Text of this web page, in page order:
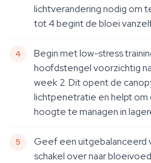
lichtverandering nodig om
tot 4 begint de bloei
Begin met low-stress
hoofdstengel voorzichtig
week 2. Dit opent de
lichtpenetratie en helpt
hoogte te managen in
Geef een uitgebalanceerd
schakel over naar